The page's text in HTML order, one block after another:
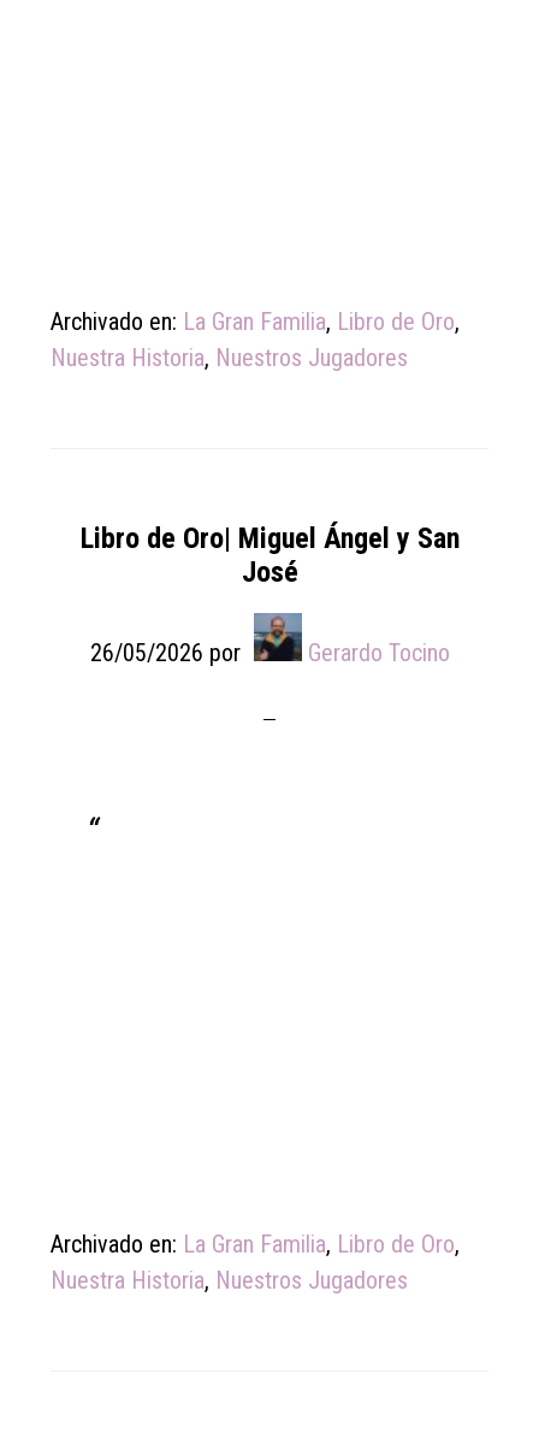
Archivado en: La Gran Familia, Libro de Oro,
Nuestra Historia, Nuestros Jugadores
Libro de Oro| Miguel Ángel y San
José
26/05/2026 por Gerardo Tocino
Archivado en: La Gran Familia, Libro de Oro,
Nuestra Historia, Nuestros Jugadores